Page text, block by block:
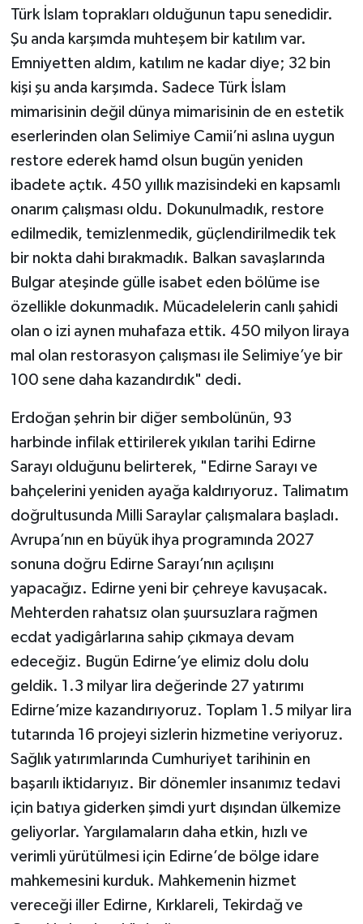
Türk İslam toprakları olduğunun tapu senedidir.
Şu anda karşımda muhteşem bir katılım var.
Emniyetten aldım, katılım ne kadar diye; 32 bin
kişi şu anda karşımda. Sadece Türk İslam
mimarisinin değil dünya mimarisinin de en estetik
eserlerinden olan Selimiye Camii’ni aslına uygun
restore ederek hamd olsun bugün yeniden
ibadete açtık. 450 yıllık mazisindeki en kapsamlı
onarım çalışması oldu. Dokunulmadık, restore
edilmedik, temizlenmedik, güçlendirilmedik tek
bir nokta dahi bırakmadık. Balkan savaşlarında
Bulgar ateşinde gülle isabet eden bölüme ise
özellikle dokunmadık. Mücadelelerin canlı şahidi
olan o izi aynen muhafaza ettik. 450 milyon liraya
mal olan restorasyon çalışması ile Selimiye’ye bir
100 sene daha kazandırdık" dedi.
Erdoğan şehrin bir diğer sembolünün, 93
harbinde infilak ettirilerek yıkılan tarihi Edirne
Sarayı olduğunu belirterek, "Edirne Sarayı ve
bahçelerini yeniden ayağa kaldırıyoruz. Talimatım
doğrultusunda Milli Saraylar çalışmalara başladı.
Avrupa’nın en büyük ihya programında 2027
sonuna doğru Edirne Sarayı’nın açılışını
yapacağız. Edirne yeni bir çehreye kavuşacak.
Mehterden rahatsız olan şuursuzlara rağmen
ecdat yadigârlarına sahip çıkmaya devam
edeceğiz. Bugün Edirne’ye elimiz dolu dolu
geldik. 1.3 milyar lira değerinde 27 yatırımı
Edirne’mize kazandırıyoruz. Toplam 1.5 milyar lira
tutarında 16 projeyi sizlerin hizmetine veriyoruz.
Sağlık yatırımlarında Cumhuriyet tarihinin en
başarılı iktidarıyız. Bir dönemler insanımız tedavi
için batıya giderken şimdi yurt dışından ülkemize
geliyorlar. Yargılamaların daha etkin, hızlı ve
verimli yürütülmesi için Edirne’de bölge idare
mahkemesini kurduk. Mahkemenin hizmet
vereceği iller Edirne, Kırklareli, Tekirdağ ve